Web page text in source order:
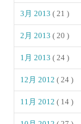
3月 2013( 21 )
2月 2013( 20 )
1月 2013( 24 )
12月 2012( 24 )
11月 2012( 14 )